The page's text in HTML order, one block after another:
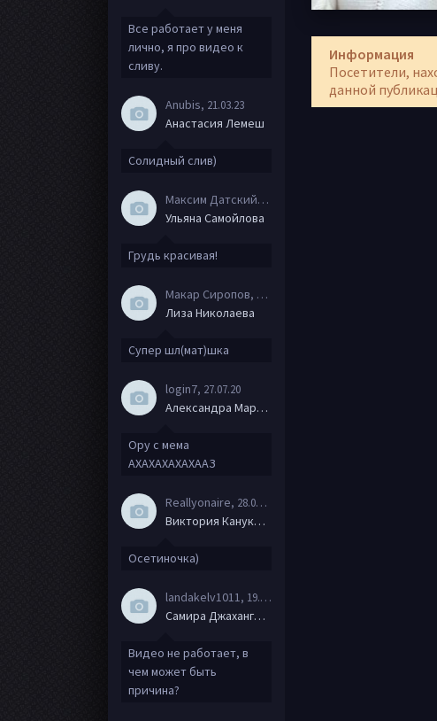
Информация
Посетители,
данной
Все работает у меня
лично, я про видео к
сливу.
Anubis, 21.03.23
Анастасия Лемеш
Солидный слив)
Максим Датский
, 15.08.20
Ульяна Самойлова
Грудь красивая!
Макар Сиропов, 08.08.20
Лиза Николаева
Супер шл(мат)шка
login7, 27.07.20
Александра Маркова
Ору с мема
АХАХАХАХАХААЗ
Reallyonaire, 28.06.20
Виктория Канукова
Осетиночка)
landakelv1011 , 19.06.20
Самира Джахангирова
Видео не работает, в
чем может быть
причина?